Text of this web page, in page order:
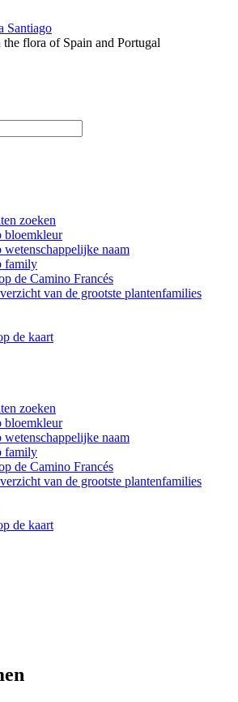
Santiago
the flora of Spain and Portugal
zoeken
bloemkleur
wetenschappelijke naam
family
de Camino Francés
van de grootste plantenfamilies
de kaart
zoeken
bloemkleur
wetenschappelijke naam
family
de Camino Francés
van de grootste plantenfamilies
de kaart